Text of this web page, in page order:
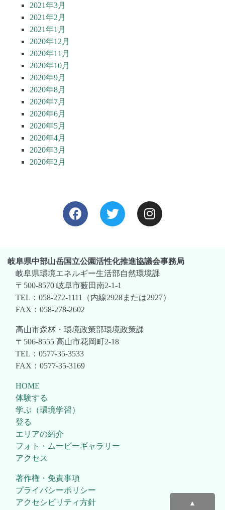
2021年3月
2021年2月
2021年1月
2020年12月
2020年11月
2020年10月
2020年9月
2020年8月
2020年7月
2020年6月
2020年5月
2020年4月
2020年3月
2020年2月
岐阜県中部山岳国立公園活性化推進協議会事務局
岐阜県環境エネルギー生活部自然環境課
〒500-8570 岐阜市薮田南2-1-1
TEL：058-272-1111（内線2928または2927）
FAX：058-278-2602
高山市森林・環境政策部環境政策課
〒506-8555 高山市花岡町2-18
TEL：0577-35-3533
FAX：0577-35-3169
HOME
体験する
学ぶ（環境学習）
登る
エリアの紹介
フォト・ムービーギャラリー
アクセス
著作権・免責事項
プライバシーポリシー
アクセシビリティ方針
▲